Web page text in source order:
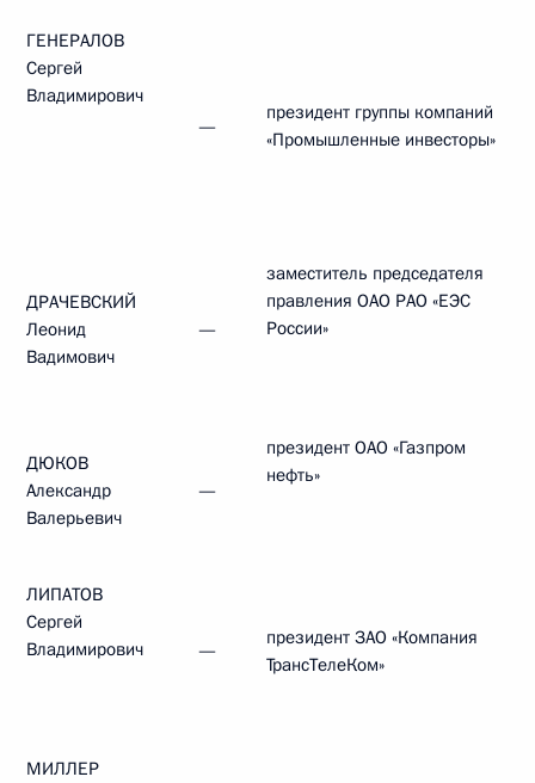
ГЕНЕРАЛОВ
Сергей
Владимирович
—
президент группы компаний
«Промышленные инвесторы»
ДРАЧЕВСКИЙ
Леонид
Вадимович
—
заместитель председателя
правления ОАО РАО «ЕЭС
России»
ДЮКОВ
Александр
Валерьевич
—
президент ОАО «Газпром
нефть»
ЛИПАТОВ
Сергей
Владимирович
—
президент ЗАО «Компания
ТрансТелеКом»
МИЛЛЕР